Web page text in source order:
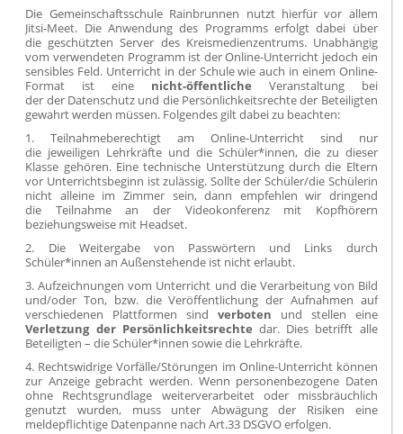
Die Gemeinschaftsschule Rainbrunnen nutzt hierfür vor allem
Jitsi-Meet. Die Anwendung des Programms erfolgt dabei über
die geschützten Server des Kreismedienzentrums. Unabhängig
vom verwendeten Programm ist der Online-Unterricht jedoch ein
sensibles Feld. Unterricht in der Schule wie auch in einem Online-
Format ist eine nicht-öffentliche Veranstaltung bei
der der Datenschutz und die Persönlichkeitsrechte der Beteiligten
gewahrt werden müssen. Folgendes gilt dabei zu beachten:
1. Teilnahmeberechtigt am Online-Unterricht sind nur
die jeweiligen Lehrkräfte und die Schüler*innen, die zu dieser
Klasse gehören. Eine technische Unterstützung durch die Eltern
vor Unterrichtsbeginn ist zulässig. Sollte der Schüler/die Schülerin
nicht alleine im Zimmer sein, dann empfehlen wir dringend
die Teilnahme an der Videokonferenz mit Kopfhörern
beziehungsweise mit Headset.
2. Die Weitergabe von Passwörtern und Links durch
Schüler*innen an Außenstehende ist nicht erlaubt.
3. Aufzeichnungen vom Unterricht und die Verarbeitung von Bild
und/oder Ton, bzw. die Veröffentlichung der Aufnahmen auf
verschiedenen Plattformen sind verboten und stellen eine
Verletzung der Persönlichkeitsrechte dar. Dies betrifft alle
Beteiligten – die Schüler*innen sowie die Lehrkräfte.
4. Rechtswidrige Vorfälle/Störungen im Online-Unterricht können
zur Anzeige gebracht werden. Wenn personenbezogene Daten
ohne Rechtsgrundlage weiterverarbeitet oder missbräuchlich
genutzt wurden, muss unter Abwägung der Risiken eine
meldepflichtige Datenpanne nach Art.33 DSGVO erfolgen.